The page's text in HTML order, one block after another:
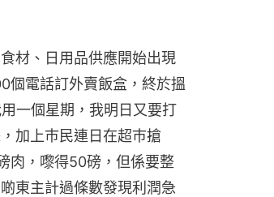
材、日用品供應開始出現
個電話訂外賣飯盒，終於搵
一個星期，我明日又要打
加上巿民連日在超巿搶
肉，嚟得50磅，但係要整
東主計過條數發現利潤急